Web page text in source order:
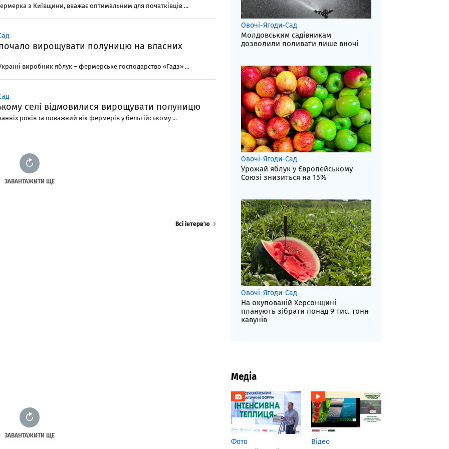
з Київщини, вважає оптимальним для початківців ...
вирощувати полуницю на власних
виробник яблук – фермерське господарство «Гадз» ...
селі відмовилися вирощувати полуницю
років та поважний вік фермерів у бельгійському ...
ЗАВАНТАЖИТИ ЩЕ
Всі інтерв’ю
ЗАВАНТАЖИТИ ЩЕ
Овочі-Ягоди-Сад
Молдовським садівникам
дозволили поливати лише вночі
Овочі-Ягоди-Сад
Урожай яблук у Європейському
Союзі знизиться на 15%
Овочі-Ягоди-Сад
На окупованій Херсонщині
планують зібрати понад 9 тис. тонн
кавунів
Медіа
Фото Відео